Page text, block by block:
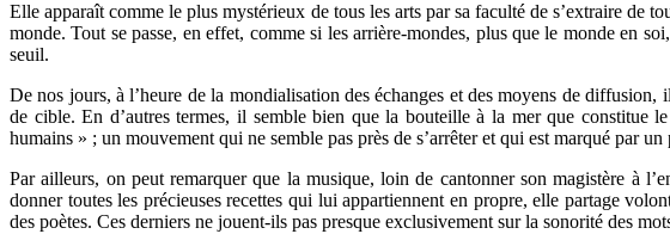
Elle apparaît comme le plus mystérieux de tous les arts par sa faculté de s’extraire de
monde. Tout se passe, en effet, comme si les arrière-mondes, plus que le monde en
seuil.
De nos jours, à l’heure de la mondialisation des échanges et des moyens de
de cible. En d’autres termes, il semble bien que la bouteille à la mer que constitue
humains » ; un mouvement qui ne semble pas près de s’arrêter et qui est marqué par
Par ailleurs, on peut remarquer que la musique, loin de cantonner son magistère à
donner toutes les précieuses recettes qui lui appartiennent en propre, elle partage
des poètes. Ces derniers ne jouent-ils pas presque exclusivement sur la sonorité des